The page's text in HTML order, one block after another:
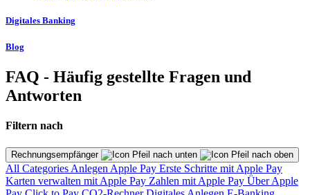
Digitales Banking
Blog
FAQ - Häufig gestellte Fragen und
Antworten
Filtern nach
Rechnungsempfänger
All Categories Anlegen Apple Pay Erste Schritte mit Apple Pay
Karten verwalten mit Apple Pay Zahlen mit Apple Pay Über Apple